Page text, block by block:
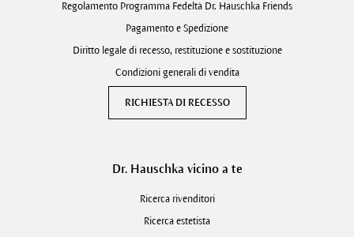
Regolamento Programma Fedeltà Dr. Hauschka Friends
Pagamento e Spedizione
Diritto legale di recesso, restituzione e sostituzione
Condizioni generali di vendita
RICHIESTA DI RECESSO
Dr. Hauschka vicino a te
Ricerca rivenditori
Ricerca estetista